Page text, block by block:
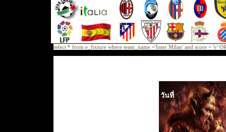
select * from e_fixture where team_name ='Inter Milan' and score = 'v'
วันที่